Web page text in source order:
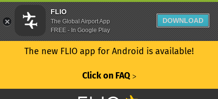
The new FLIO app for Android is available!
Click on FAQ ᐳ
FLIO
The Global Airport App
FREE - In Google Play
DOWNLOAD